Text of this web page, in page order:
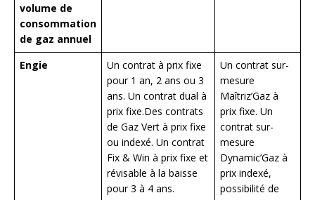
volume de
consommation
de gaz annuel
Engie
Un contrat à prix fixe
pour 1 an, 2 ans ou 3
ans. Un contrat dual à
prix fixe.Des contrats
de Gaz Vert à prix fixe
ou indexé. Un contrat
Fix & Win à prix fixe et
révisable à la baisse
pour 3 à 4 ans.
Un contrat sur-
mesure
Maîtriz’Gaz à
prix fixe. Un
contrat sur-
mesure
Dynamic’Gaz à
prix indexé,
possibilité de